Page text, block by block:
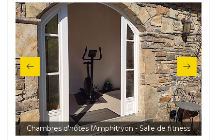
Chambres d'hôtes l'Amphitryon - Salle de fitness